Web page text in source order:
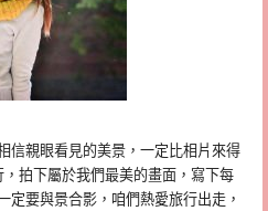
信親眼看見的美景，一定比相片來得
拍下屬於我們最美的畫面，寫下每
定要與景合影，咱們熱愛旅行出走，